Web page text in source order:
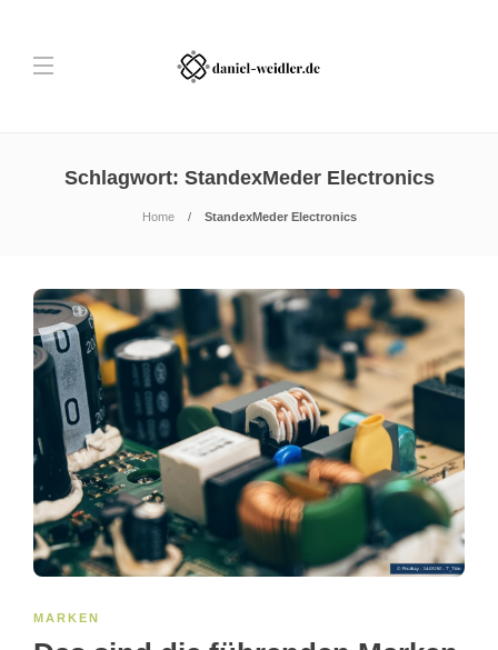
Schlagwort: StandexMeder Electronics
Home StandexMeder Electronics
MARKEN